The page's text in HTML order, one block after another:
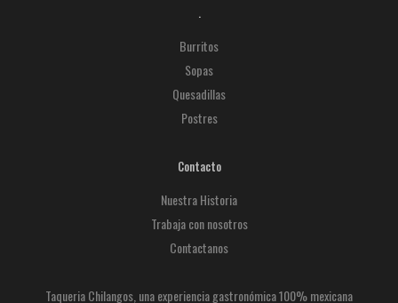
.
Burritos
Sopas
Quesadillas
Postres
Contacto
Nuestra Historia
Trabaja con nosotros
Contactanos
Taqueria Chilangos, una experiencia gastronómica 100% mexicana